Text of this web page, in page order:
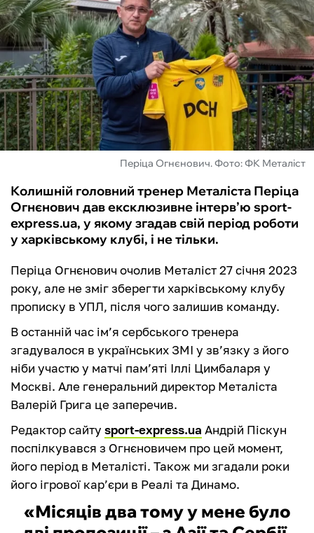
ЧС-2026
ФУТЗАЛ
ІНШІ
БУКМЕКЕРИ
Періца Огнєнович. Фото: ФК Металіст
Колишній головний тренер Металіста Періца
Огнєнович дав ексклюзивне інтерв’ю sport-
express.ua, у якому згадав свій період роботи
у харківському клубі, і не тільки.
Періца Огнєнович очолив Металіст 27 січня 2023
року, але не зміг зберегти харківському клубу
прописку в УПЛ, після чого залишив команду.
В останній час ім’я сербського тренера
згадувалося в українських ЗМІ у зв’язку з його
ніби участю у матчі пам’яті Іллі Цимбаларя у
Москві. Але генеральний директор Металіста
Валерій Грига це заперечив.
Редактор сайту sport-express.ua Андрій Піскун
поспілкувався з Огнєновичем про цей момент,
його період в Металісті. Також ми згадали роки
його ігрової кар’єри в Реалі та Динамо.
«Місяців два тому у мене було